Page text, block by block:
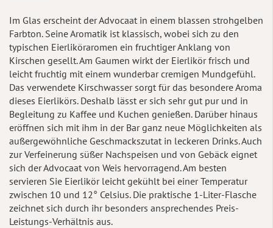
Im Glas erscheint der Advocaat in einem blassen strohgelben
Farbton. Seine Aromatik ist klassisch, wobei sich zu den
typischen Eierliköraromen ein fruchtiger Anklang von
Kirschen gesellt. Am Gaumen wirkt der Eierlikör frisch und
leicht fruchtig mit einem wunderbar cremigen Mundgefühl.
Das verwendete Kirschwasser sorgt für das besondere Aroma
dieses Eierlikörs. Deshalb lässt er sich sehr gut pur und in
Begleitung zu Kaffee und Kuchen genießen. Darüber hinaus
eröffnen sich mit ihm in der Bar ganz neue Möglichkeiten als
außergewöhnliche Geschmackszutat in leckeren Drinks. Auch
zur Verfeinerung süßer Nachspeisen und von Gebäck eignet
sich der Advocaat von Weis hervorragend. Am besten
servieren Sie Eierlikör leicht gekühlt bei einer Temperatur
zwischen 10 und 12° Celsius. Die praktische 1-Liter-Flasche
zeichnet sich durch ihr besonders ansprechendes Preis-
Leistungs-Verhältnis aus.